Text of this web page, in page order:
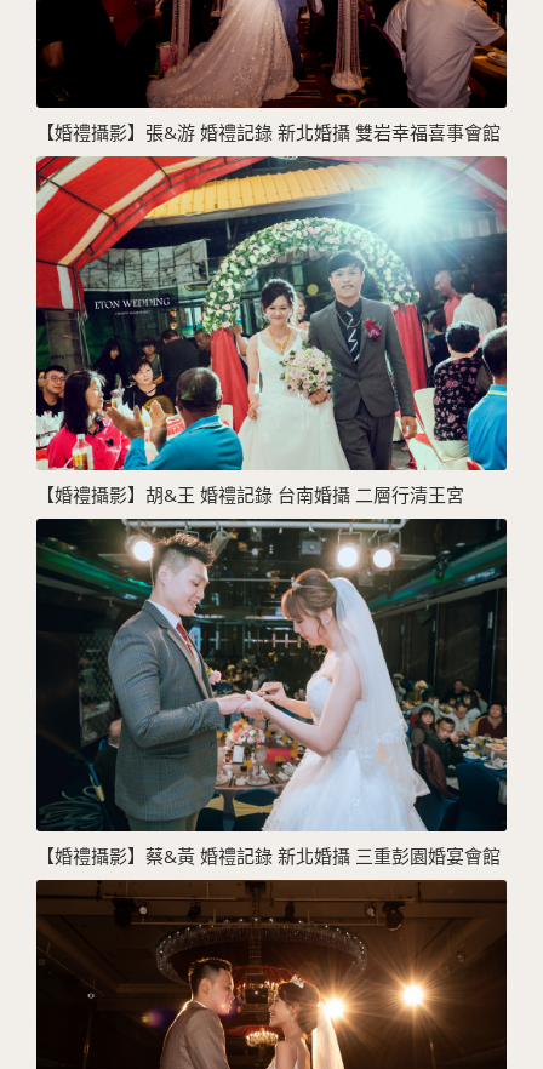
【婚禮攝影】張&游 婚禮記錄 新北婚攝 雙岩幸福喜事會館
【婚禮攝影】胡&王 婚禮記錄 台南婚攝 二層行清王宮
【婚禮攝影】蔡&黃 婚禮記錄 新北婚攝 三重彭園婚宴會館